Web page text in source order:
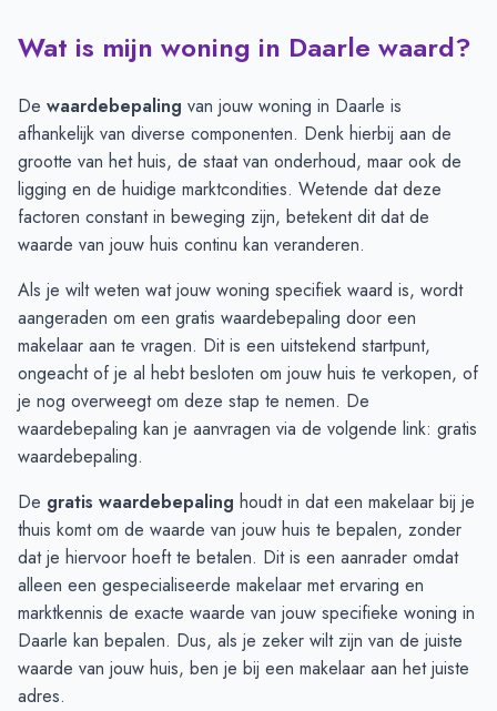
Prijsontwikkeling per maand -Daarle
Vraagprijs
Verkoopprijs
Juli
€ 356.500 € 402.500
Augustus
€ 355.500 € 332.083
September € 334.000€ 422.083
Oktober
€ 381.000 € 310.625
November€ 371.833 € 430.000
December€ 501.250 € 450.000
Februari
€ 502.000€ 450.000
Maart
€ 329.000 -
April
€ 262.500-
Mei
€ 275.000 -
Juni
€ 308.333 -
Wat is mijn woning in Daarle waard?
De waardebepaling van jouw woning in Daarle is
afhankelijk van diverse componenten. Denk hierbij aan de
grootte van het huis, de staat van onderhoud, maar ook de
ligging en de huidige marktcondities. Wetende dat deze
factoren constant in beweging zijn, betekent dit dat de
waarde van jouw huis continu kan veranderen.
Als je wilt weten wat jouw woning specifiek waard is, wordt
aangeraden om een gratis waardebepaling door een
makelaar aan te vragen. Dit is een uitstekend startpunt,
ongeacht of je al hebt besloten om jouw huis te verkopen, of
je nog overweegt om deze stap te nemen. De
waardebepaling kan je aanvragen via de volgende link: gratis
waardebepaling.
De gratis waardebepaling houdt in dat een makelaar bij je
thuis komt om de waarde van jouw huis te bepalen, zonder
dat je hiervoor hoeft te betalen. Dit is een aanrader omdat
alleen een gespecialiseerde makelaar met ervaring en
marktkennis de exacte waarde van jouw specifieke woning in
Daarle kan bepalen. Dus, als je zeker wilt zijn van de juiste
waarde van jouw huis, ben je bij een makelaar aan het juiste
adres.